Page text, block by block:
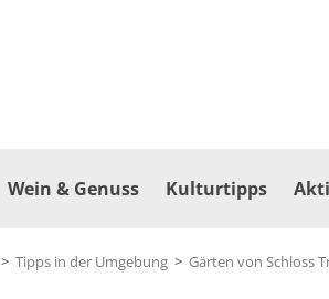
Wein & Genuss Kulturtipps
> Tipps in der Umgebung > Gärten von Schloss